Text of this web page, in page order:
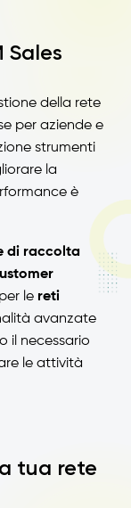
Sales
della rete
per aziende e
strumenti
la
è
di raccolta
le reti
avanzate
il necessario
le attività
tua rete